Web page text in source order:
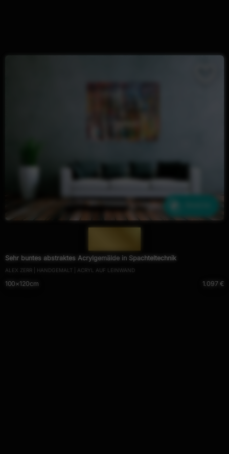
Sehr buntes abstraktes Acrylgemälde in Spachteltechnik
ALEX ZERR | HANDGEMALT | ACRYL AUF LEINWAND
100×120cm 1.097 €